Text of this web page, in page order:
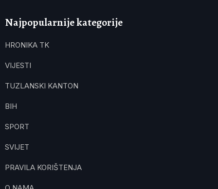
Najpopularnije kategorije
HRONIKA TK
VIJESTI
TUZLANSKI KANTON
BIH
SPORT
SVIJET
PRAVILA KORIŠTENJA